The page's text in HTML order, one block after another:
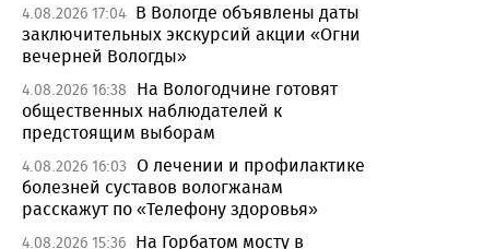
4.08.2026 17:04 В Вологде объявлены даты
заключительных экскурсий акции «Огни
вечерней Вологды»
4.08.2026 16:38
На Вологодчине готовят
общественных наблюдателей к
предстоящим выборам
4.08.2026 16:03 О лечении и профилактике
болезней суставов вологжанам
расскажут по «Телефону здоровья»
4.08.2026 15:36 На Горбатом мосту в